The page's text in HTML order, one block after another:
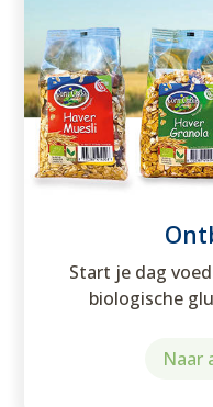
Start je dag
biologische
Naar